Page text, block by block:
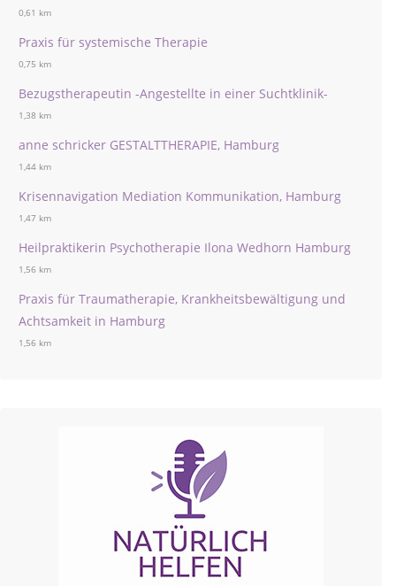
0,61 km
Praxis für systemische Therapie
0,75 km
Bezugstherapeutin -Angestellte in einer Suchtklinik-
1,38 km
anne schricker GESTALTTHERAPIE, Hamburg
1,44 km
Krisennavigation Mediation Kommunikation, Hamburg
1,47 km
Heilpraktikerin Psychotherapie Ilona Wedhorn Hamburg
1,56 km
Praxis für Traumatherapie, Krankheitsbewältigung und
Achtsamkeit in Hamburg
1,56 km